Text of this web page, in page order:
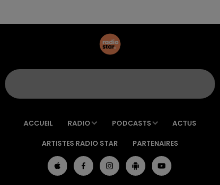
ACCUEIL RADIO PODCASTS ACTUS
ARTISTES RADIO STAR PARTENAIRES